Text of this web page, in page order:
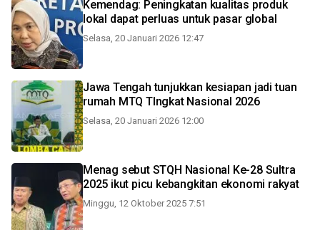
Kemendag: Peningkatan kualitas produk
lokal dapat perluas untuk pasar global
Selasa, 20 Januari 2026 12:47
Jawa Tengah tunjukkan kesiapan jadi tuan
rumah MTQ TIngkat Nasional 2026
Selasa, 20 Januari 2026 12:00
Menag sebut STQH Nasional Ke-28 Sultra
2025 ikut picu kebangkitan ekonomi rakyat
Minggu, 12 Oktober 2025 7:51